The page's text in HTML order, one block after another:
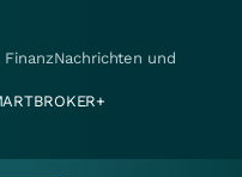
FinanzNachrichten und